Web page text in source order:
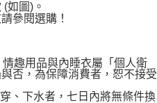
如圖)。
參閱選購！
趣用品與內睡衣屬「個人衛
否，為保障消費者，恕不接受
、下水者，七日內將無條件換